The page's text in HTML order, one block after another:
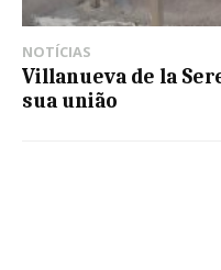
NOTÍCIAS
Villanueva de la
sua união